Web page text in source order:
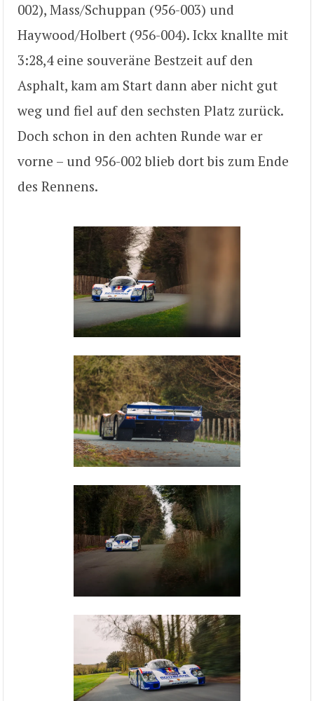
002), Mass/Schuppan (956-003) und
Haywood/Holbert (956-004). Ickx knallte mit
3:28,4 eine souveräne Bestzeit auf den
Asphalt, kam am Start dann aber nicht gut
weg und fiel auf den sechsten Platz zurück.
Doch schon in den achten Runde war er
vorne – und 956-002 blieb dort bis zum Ende
des Rennens.